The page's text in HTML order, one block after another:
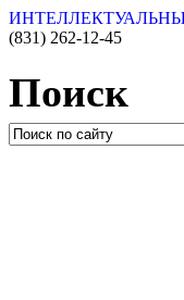
(831) 262-12-45
Поиск